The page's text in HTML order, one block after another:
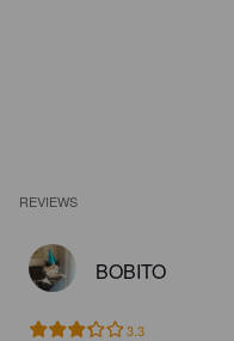
REVIEWS
BOBITO
3.3